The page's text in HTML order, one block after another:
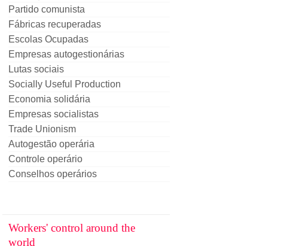
Partido comunista
Fábricas recuperadas
Escolas Ocupadas
Empresas autogestionárias
Lutas sociais
Socially Useful Production
Economia solidária
Empresas socialistas
Trade Unionism
Autogestão operária
Controle operário
Conselhos operários
Workers' control around the
world